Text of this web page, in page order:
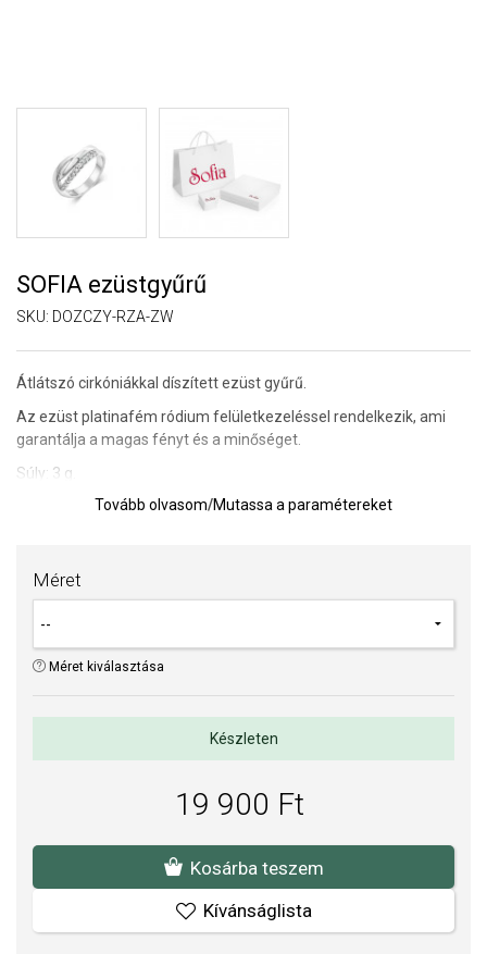
SOFIA ezüstgyűrű
SKU: DOZCZY-RZA-ZW
Átlátszó cirkóniákkal díszített ezüst gyűrű.
Az ezüst platinafém ródium felületkezeléssel rendelkezik, ami
garantálja a magas fényt és a minőséget.
Súly: 3 g.
Gyűrűméret meghatározására szolgáló segédeszköz
Felületkezelésünk, drágaköveink és gyöngyeink beépítése
Tovább olvasom/Mutassa a paramétereket
Méret
Méret kiválasztása
Készleten
19 900 Ft
Kosárba teszem
Kívánságlista